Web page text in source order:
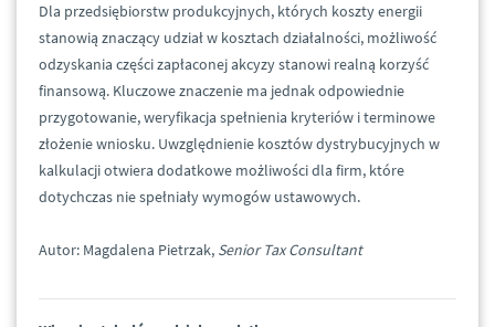
Dla przedsiębiorstw produkcyjnych, których koszty energii
stanowią znaczący udział w kosztach działalności, możliwość
odzyskania części zapłaconej akcyzy stanowi realną korzyść
finansową. Kluczowe znaczenie ma jednak odpowiednie
przygotowanie, weryfikacja spełnienia kryteriów i terminowe
złożenie wniosku. Uwzględnienie kosztów dystrybucyjnych w
kalkulacji otwiera dodatkowe możliwości dla firm, które
dotychczas nie spełniały wymogów ustawowych.
Autor: Magdalena Pietrzak, Senior Tax Consultant